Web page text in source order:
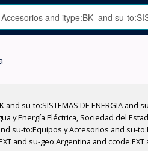
su-to:SISTEMAS DE ENERGIA and
y Energía Eléctrica, Sociedad del
su-to:Equipos y Accesorios and su-
and su-geo:Argentina and